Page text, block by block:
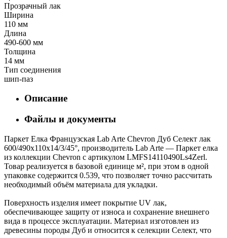
Прозрачный лак
Ширина
110 мм
Длина
490-600 мм
Толщина
14 мм
Тип соединения
шип-паз
Описание
Файлы и документы
Паркет Елка Французская Lab Arte Chevron Дуб Селект лак
600/490х110х14/3/45°, производитель Lab Arte — Паркет елка
из коллекции Chevron с артикулом LMFS14110490Ls4Zerl.
Товар реализуется в базовой единице м², при этом в одной
упаковке содержится 0.539, что позволяет точно рассчитать
необходимый объём материала для укладки.
Поверхность изделия имеет покрытие UV лак,
обеспечивающее защиту от износа и сохранение внешнего
вида в процессе эксплуатации. Материал изготовлен из
древесины породы Дуб и относится к селекции Селект, что